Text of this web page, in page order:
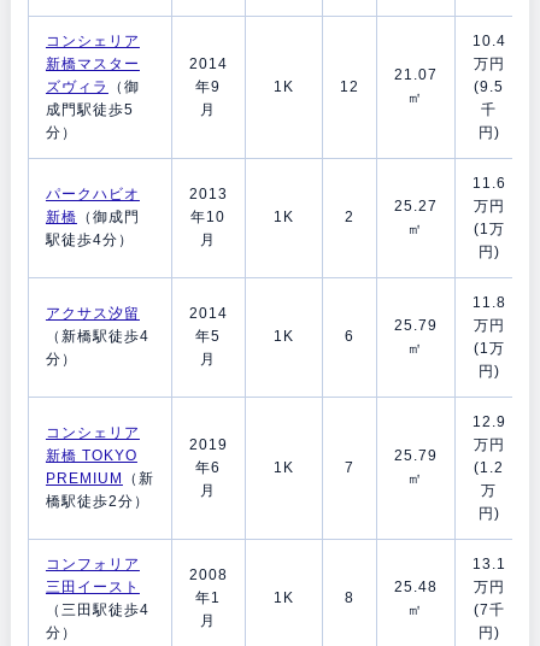
コンシェリア
新橋マスター
ズヴィラ
（御
成門駅徒歩5
分）
2014
年9
月
1K 12
21.07
㎡
10.4
万円
(9.5
千
円)
パークハビオ
新橋 （御成門
駅徒歩4分）
2013
年10
月
1K 2
25.27
㎡
11.6
万円
(1万
円)
アクサス汐留
（新橋駅徒歩4
分）
2014
年5
月
1K 6
25.79
㎡
11.8
万円
(1万
円)
コンシェリア
新橋 TOKYO
PREMIUM
（新
橋駅徒歩2分）
2019
年6
月
1K 7
25.79
㎡
12.9
万円
(1.2
万
円)
コンフォリア
三田イースト
（三田駅徒歩4
分）
2008
年1
月
1K 8
25.48
㎡
13.1
万円
(7千
円)